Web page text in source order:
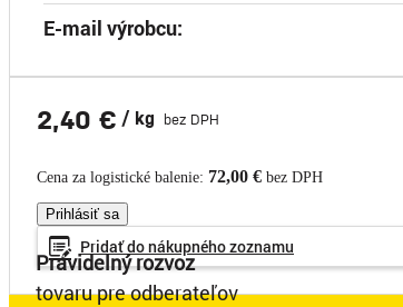
E-mail výrobcu:
2,40 € / kg bez DPH
Cena za logistické balenie: 72,00 € bez DPH
Prihlásiť sa
Pridať donákupnéhozoznamu
Pravidelný rozvoz
tovaru pre odberateľov